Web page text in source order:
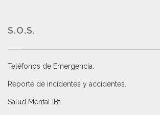
S.O.S.
Teléfonos de Emergencia.
Reporte de incidentes y accidentes
Salud Mental IBt